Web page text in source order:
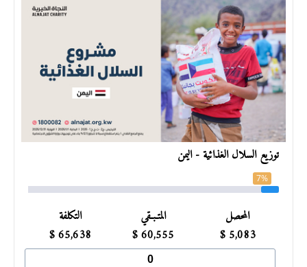
توزيع السلال الغذائية - اليمن
7%
المحصل
5,083
$
المتـبـقي
60,555
$
التكلفة
65,638
$